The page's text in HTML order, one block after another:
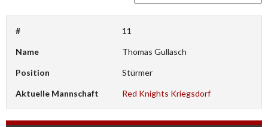
# 11
Name Thomas Gullasch
Position Stürmer
Aktuelle Mannschaft Red Knights Kriegsdorf